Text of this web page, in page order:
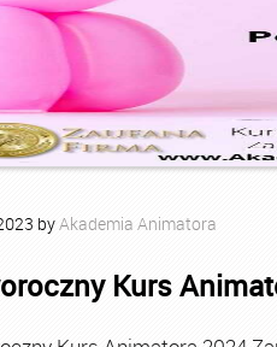
byAkademia Animatora
Kurs